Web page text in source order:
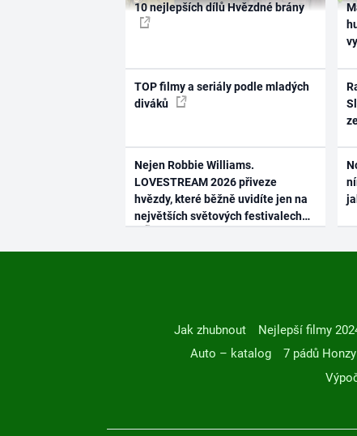
10 nejlepších dílů Hvězdné brány
TOP filmy a seriály podle mladých
diváků
Nejen Robbie Williams.
LOVESTREAM 2026 přiveze
hvězdy, které běžně uvidíte jen na
největších světových festivalech
Jak zhubnout Nejlepší filmy
Auto – katalog
7 pádů